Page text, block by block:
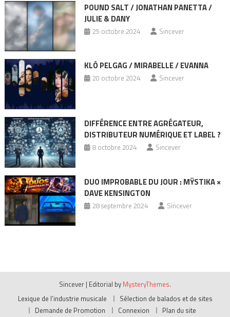
POUND SALT / JONATHAN PANETTA /
JULIE & DANY
25 octobre 2024 Sincever
KLÔ PELGAG / MIRABELLE / EVANNA
20 octobre 2024 Sincever
DIFFÉRENCE ENTRE AGRÉGATEUR,
DISTRIBUTEUR NUMÉRIQUE ET LABEL ?
8 octobre 2024 Sincever
DUO IMPROBABLE DU JOUR : MŸSTIKA ×
DAVE KENSINGTON
28 septembre 2024 Sincever
Sincever | Editorial by MysteryThemes.
Lexique de l’industrie musicale
Sélection de balados et de sites
Demande de Promotion
Connexion Plan du site